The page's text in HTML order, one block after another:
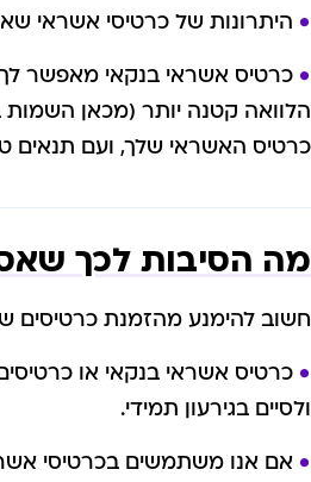
היתרונות של כרטיסי אשראי
כרטיס אשראי בנקאי מאפשר
הלוואה קטנה יותר (מכאן השמות
כרטיס האשראי שלך, ועם תנאים
מה הסיבות לכך
חשוב להימנע מהזמנת כרטיסים
כרטיס אשראי בנקאי או
ולסיים בגירעון תמידי.
אם אנו משתמשים בכרטיסי